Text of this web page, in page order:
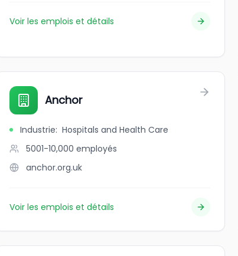
Voir les emplois et détails
Anchor
Industrie: Hospitals and Health Care
5001-10,000 employés
anchor.org.uk
Voir les emplois et détails